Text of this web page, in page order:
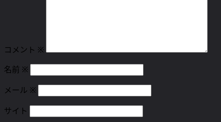
コメント ※
名前 ※
メール ※
サイト